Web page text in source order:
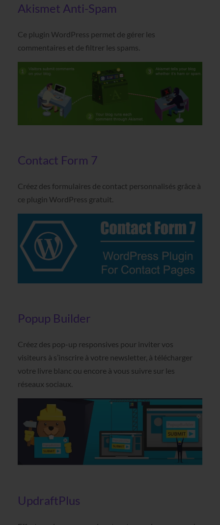
Akismet Anti-Spam
Ce plugin WordPress permet de gérer les
commentaires et de filtrer les spams.
Contact Form 7
Créez des formulaires de contact personnalisés grâce à
ce plugin WordPress gratuit.
Popup Builder
Créez des pop-up responsives pour inviter vos
visiteurs à s’inscrire à votre newsletter, à télécharger
votre livre blanc ou encore à vous suivre sur les
réseaux sociaux.
UpdraftPlus